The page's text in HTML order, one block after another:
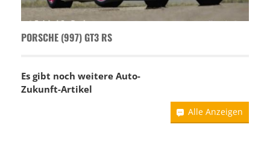
PORSCHE (997) GT3 RS
Es gibt noch weitere Auto-
Zukunft-Artikel
Alle Anzeigen